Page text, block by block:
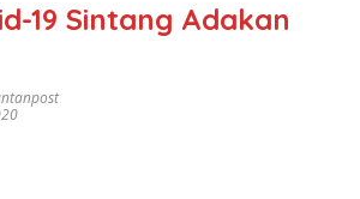
19 Sintang Adakan